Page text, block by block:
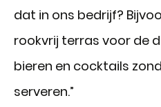
dat in ons bedrijf?
rookvrij terras voor de
bieren en cocktails
serveren.”